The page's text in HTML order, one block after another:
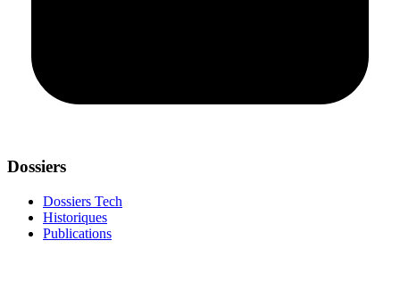
Dossiers
Dossiers Tech
Historiques
Publications